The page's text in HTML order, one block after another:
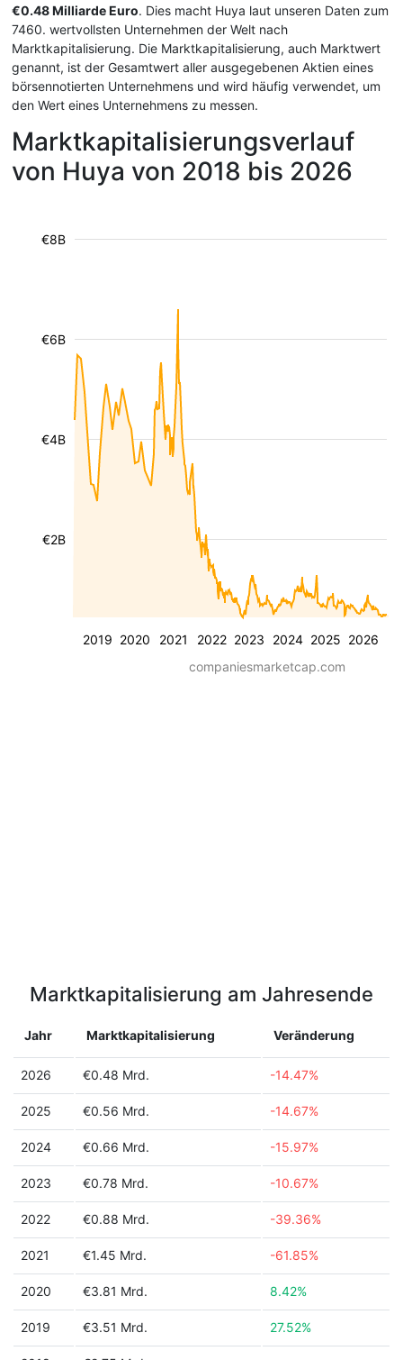
€0.48 Milliarde Euro. Dies macht Huya laut unseren Daten zum
7460. wertvollsten Unternehmen der Welt nach
Marktkapitalisierung. Die Marktkapitalisierung, auch Marktwert
genannt, ist der Gesamtwert aller ausgegebenen Aktien eines
börsennotierten Unternehmens und wird häufig verwendet, um
den Wert eines Unternehmens zu messen.
Marktkapitalisierungsverlauf
von Huya von 2018 bis 2026
2019 2020 2021 2022 2023 2024 2025 2026
€2B
€4B
€6B
€8B
companiesmarketcap.com
Marktkapitalisierung am Jahresende
Jahr Marktkapitalisierung Veränderung
2026 €0.48 Mrd. -14.47%
2025 €0.56 Mrd. -14.67%
2024 €0.66 Mrd. -15.97%
2023 €0.78 Mrd. -10.67%
2022 €0.88 Mrd. -39.36%
2021 €1.45 Mrd. -61.85%
2020 €3.81 Mrd. 8.42%
2019 €3.51 Mrd. 27.52%